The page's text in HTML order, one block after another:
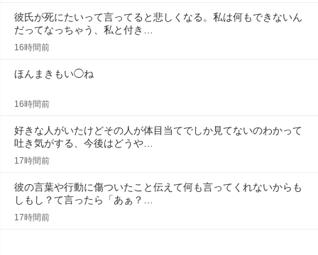
彼氏が死にたいって言ってると悲しくなる。私は何もできないん
だってなっちゃう、私と付き…
16時間前
ほんまきもい◯ね
16時間前
好きな人がいたけどその人が体目当てでしか見てないのわかって
吐き気がする、今後はどうや…
17時間前
彼の言葉や行動に傷ついたこと伝えて何も言ってくれないからも
しもし？て言ったら「あぁ？…
17時間前